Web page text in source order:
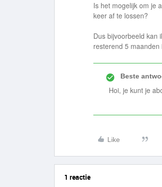
Is het mogelijk om je
keer af te lossen?
Dus bijvoorbeeld kan
resterend 5
Beste
Hoi, je kunt je
Like
1 reactie